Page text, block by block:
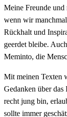
Meine Freunde
wenn wir
Rückhalt und
geerdet bleibe.
Meminto, die
Mit meinen Texten
Gedanken über
recht jung bin,
sollte immer